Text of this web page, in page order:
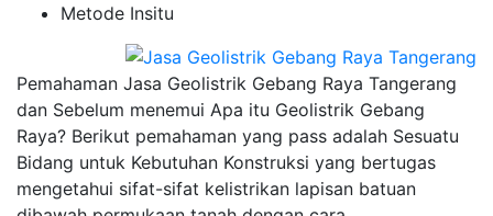
Metode Insitu
Pemahaman Jasa Geolistrik Gebang Raya Tangerang
dan Sebelum menemui Apa itu Geolistrik Gebang
Raya? Berikut pemahaman yang pass adalah Sesuatu
Bidang untuk Kebutuhan Konstruksi yang bertugas
mengetahui sifat-sifat kelistrikan lapisan batuan